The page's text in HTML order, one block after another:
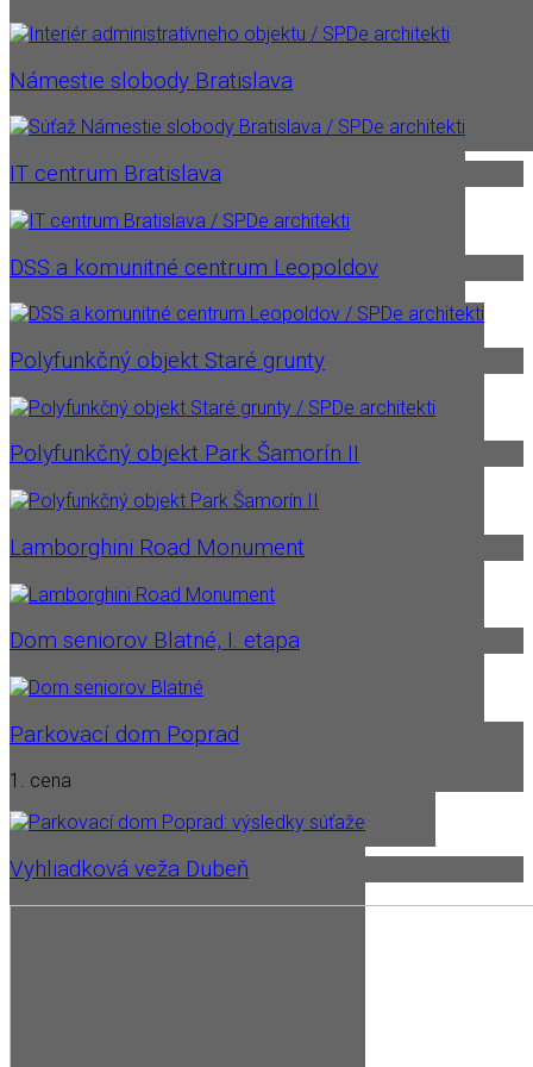
Námestie slobody Bratislava
IT centrum Bratislava
DSS a komunitné centrum Leopoldov
Polyfunkčný objekt Staré grunty
Polyfunkčný objekt Park Šamorín II
Lamborghini Road Monument
Dom seniorov Blatné, I. etapa
Parkovací dom Poprad
1. cena
Vyhliadková veža Dubeň